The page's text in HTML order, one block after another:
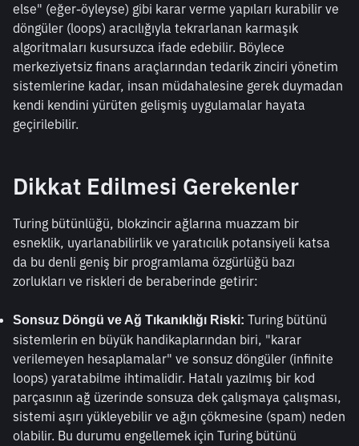
else" (eğer-öyleyse) gibi karar verme yapıları kurabilir ve
döngüler (loops) aracılığıyla tekrarlanan karmaşık
algoritmaları kusursuzca ifade edebilir. Böylece
merkeziyetsiz finans araçlarından tedarik zinciri yönetim
sistemlerine kadar, insan müdahalesine gerek duymadan
kendi kendini yürüten gelişmiş uygulamalar hayata
geçirilebilir.
Dikkat Edilmesi Gerekenler
Turing bütünlüğü, blokzincir ağlarına muazzam bir
esneklik, uyarlanabilirlik ve yaratıcılık potansiyeli katsa
da bu denli geniş bir programlama özgürlüğü bazı
zorlukları ve riskleri de beraberinde getirir:
Sonsuz Döngü ve Ağ Tıkanıklığı Riski: Turing bütünü
sistemlerin en büyük handikaplarından biri, "karar
verilemeyen hesaplamalar" ve sonsuz döngüler (infinite
loops) yaratabilme ihtimalidir. Hatalı yazılmış bir kod
parçasının ağ üzerinde sonsuza dek çalışmaya çalışması,
sistemi aşırı yükleyebilir ve ağın çökmesine (spam) neden
olabilir. Bu durumu engellemek için Turing bütünü